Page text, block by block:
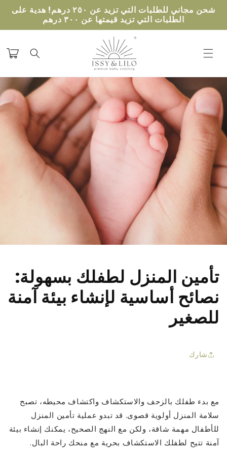
الى
شحن مجاني للطلبات التي تزيد عن ٢٥٠ درهم! هدية على
الطلبات التي تزيد قيمتها عن ٣٠٠ درهم
التسوق
تأمين المنزل لطفلك بسهولة:
نصائح أساسية لإنشاء بيئة آمنة
للصغير
شارك
مع بدء طفلك بالزحف والاستكشاف واكتشاف محيطه، تصبح
سلامة المنزل أولوية قصوى. قد تبدو عملية تأمين المنزل
للأطفال مهمة شاقة، ولكن مع النهج الصحيح، يمكنك إنشاء بيئة
آمنة تتيح لطفلك الاستكشاف بحرية مع منحك راحة البال.